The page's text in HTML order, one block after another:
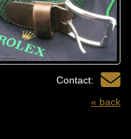
Contact:
« back